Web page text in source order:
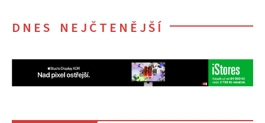
DNES NEJČTENĚJŠÍ